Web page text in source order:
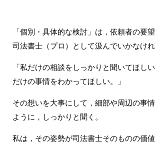
「個別・具体的な検討」は，依頼者の要
司法書士（プロ）として汲んでいかなけれ
「私だけの相談をしっかりと聞いてほし
だけの事情をわかってほしい。」
その想いを大事にして，細部や周辺の事
ように，しっかりと聞く。
私は，その姿勢が司法書士そのものの価